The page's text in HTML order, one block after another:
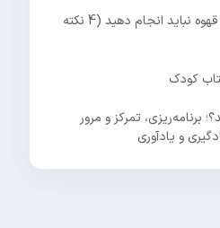
اشتباهاتی که هنگام خرید قهوه نباید انجام دهید (4 نکته
کودک
برنامه‌ریزی، تمرکز و مرور
و یادآوری